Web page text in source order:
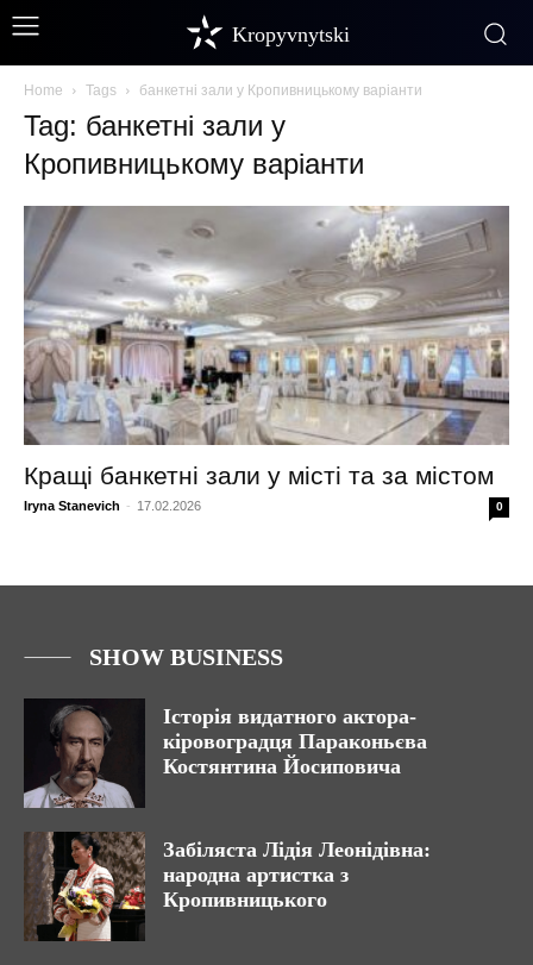
Kropyvnytski
Home Tags банкетні зали у Кропивницькому варіанти
Tag: банкетні зали у
Кропивницькому варіанти
Кращі банкетні зали у місті та за містом
Iryna Stanevich - 17.02.2026 0
SHOW BUSINESS
Історія видатного актора-
кіровоградця Параконьєва
Костянтина Йосиповича
Забіляста Лідія Леонідівна:
народна артистка з
Кропивницького